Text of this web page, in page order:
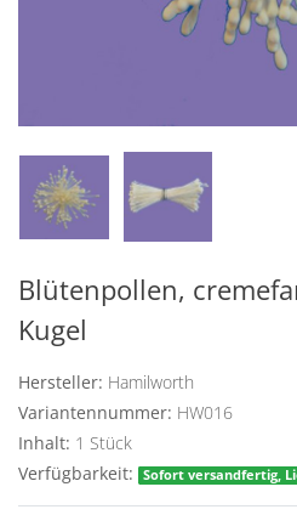
Blütenpollen,
Kugel
Hersteller: Hamilworth
Variantennummer: HW016
Inhalt: 1 Stück
Verfügbarkeit:
Sofort versandfertig,